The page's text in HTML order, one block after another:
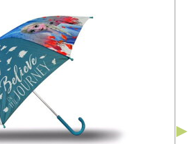
der im Formular angegebenen
zum Zwecke der Absendung
die
Datenschutzbedingungen
genommen.